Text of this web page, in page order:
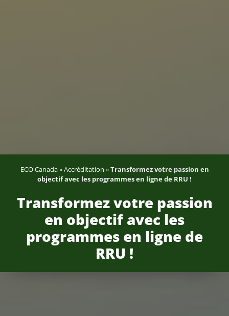
ECO Canada»Accréditation »Transformez votre passion en
objectif avec les programmes en ligne de RRU !
Transformez votre passion
en objectif avec les
programmes en ligne de
RRU !